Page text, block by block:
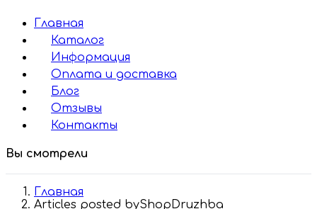
Главная
Каталог
Информация
Оплата и доставка
Блог
Отзывы
Контакты
Вы смотрели
Главная
Articles posted byShopDruzhba